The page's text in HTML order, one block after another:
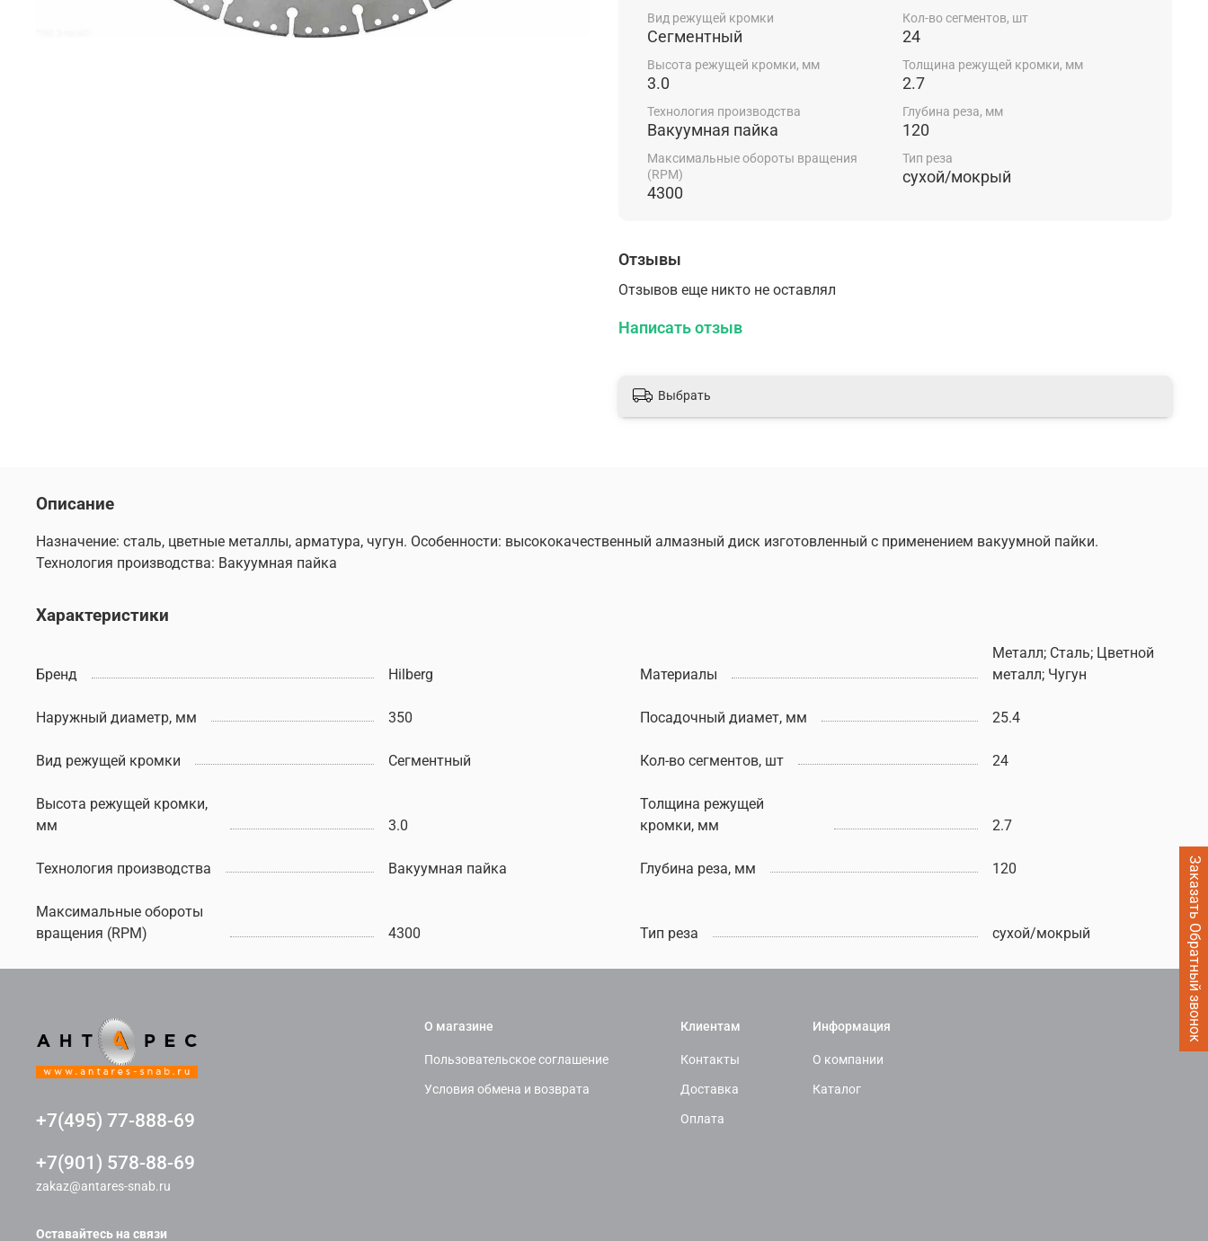
Заказать Обратный звонок
Вид режущей кромки
Сегментный
Кол-во сегментов, шт
24
Высота режущей кромки, мм
3.0
Толщина режущей кромки, мм
2.7
Технология производства
Вакуумная пайка
Глубина реза, мм
120
Максимальные обороты вращения
(RPM)
4300
Тип реза
сухой/мокрый
Отзывы
Отзывов еще никто не оставлял
Написать отзыв
Выбрать
Описание
Назначение: сталь, цветные металлы, арматура, чугун. Особенности: высококачественный алмазный диск изготовленный с применением вакуумной пайки.
Технология производства: Вакуумная пайка
Характеристики
Бренд Hilberg Материалы
Металл; Сталь; Цветной
металл; Чугун
Наружный диаметр, мм 350 Посадочный диамет, мм 25.4
Вид режущей кромки Сегментный Кол-во сегментов, шт 24
Высота режущей кромки,
мм
3.0
Толщина режущей
кромки, мм
2.7
Технология производства Вакуумная пайка Глубина реза, мм 120
Максимальные обороты
вращения (RPM)
4300 Тип реза сухой/мокрый
О магазине
Пользовательское соглашение
Условия обмена и возврата
Клиентам
Контакты
Доставка
Оплата
Информация
О компании
Каталог
+7(495) 77-888-69
+7(901) 578-88-69
zakaz@antares-snab.ru
Оставайтесь на связи